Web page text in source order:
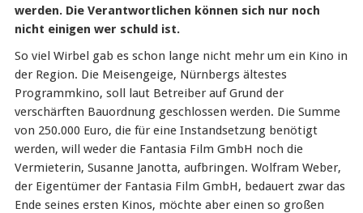
werden. Die Verantwortlichen können sich nur noch
nicht einigen wer schuld ist.
So viel Wirbel gab es schon lange nicht mehr um ein Kino in
der Region. Die Meisengeige, Nürnbergs ältestes
Programmkino, soll laut Betreiber auf Grund der
verschärften Bauordnung geschlossen werden. Die Summe
von 250.000 Euro, die für eine Instandsetzung benötigt
werden, will weder die Fantasia Film GmbH noch die
Vermieterin, Susanne Janotta, aufbringen. Wolfram Weber,
der Eigentümer der Fantasia Film GmbH, bedauert zwar das
Ende seines ersten Kinos, möchte aber einen so großen